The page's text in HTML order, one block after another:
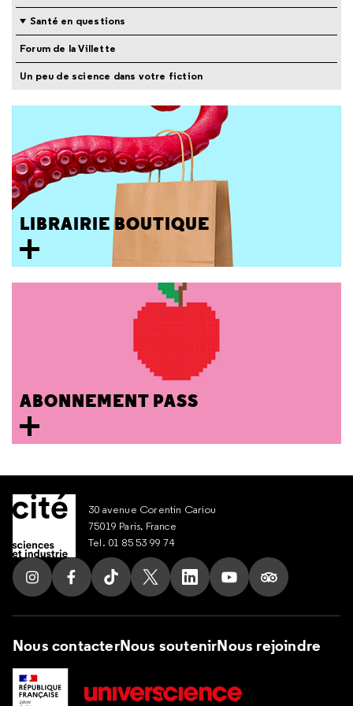
Santé en questions
Forum de la Villette
Un peu de science dans votre fiction
LIBRAIRIE BOUTIQUE
ABONNEMENT PASS
30 avenue Corentin Cariou
75019 Paris, France
Tel. 01 85 53 99 74
Suivez nous sur Instagram
Suivez nous sur Facebook
Suivez nous sur Tik Tok
Suivez nous sur X
Suivez nous sur LinkedIn
Suivez nous sur
Suivez nous
Nous contacterNous soutenirNous rejoindre